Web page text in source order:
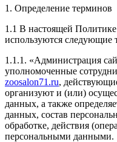
1. Определение терминов
1.1 В настоящей
используются следующие
1.1.1. «Администрация
уполномоченные
zoosalon71.ru,
организуют и (или)
данных, а также
данных, состав
обработке, действия
персональными данными.